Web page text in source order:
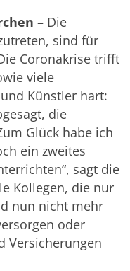
– Die
sind für
Coronakrise trifft
viele
Künstler hart:
die
Glück habe ich
ein zweites
sagt die
Kollegen, die nur
nun nicht mehr
oder
Versicherungen